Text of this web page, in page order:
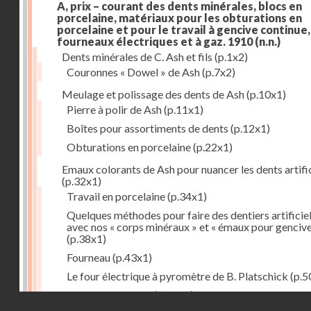
A, prix – courant des dents minérales, blocs en
porcelaine, matériaux pour les obturations en
porcelaine et pour le travail à gencive
fourneaux électriques et à gaz. 1910(n.n.)
Dents minérales de C. Ash et fils (p.1x2)
Couronnes « Dowel » de Ash(p.7x2)
Meulage et polissage des dents de Ash(p.10x1)
Pierre à polir de Ash(p.11x1)
Boîtes pour assortiments de dents (p.12x1)
Obturations en porcelaine(p.22x1)
Emaux colorants de Ash pour nuancer les dents
(p.32x1)
Travail en porcelaine(p.34x1)
Quelques méthodes pour faire des dentiers
avec nos « corps minéraux » et « émaux pour
(p.38x1)
Fourneau(p.43x1)
Le four électrique à pyromètre de B. Platschick
Pyromètre de Ash(p.53x1)